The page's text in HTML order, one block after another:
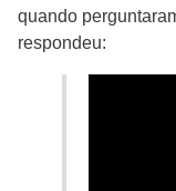
quando
respondeu: